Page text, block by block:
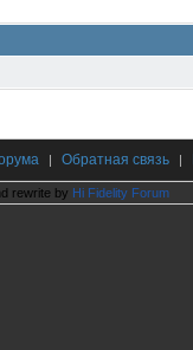
| Обратная связь |
rewrite by Hi Fidelity Forum